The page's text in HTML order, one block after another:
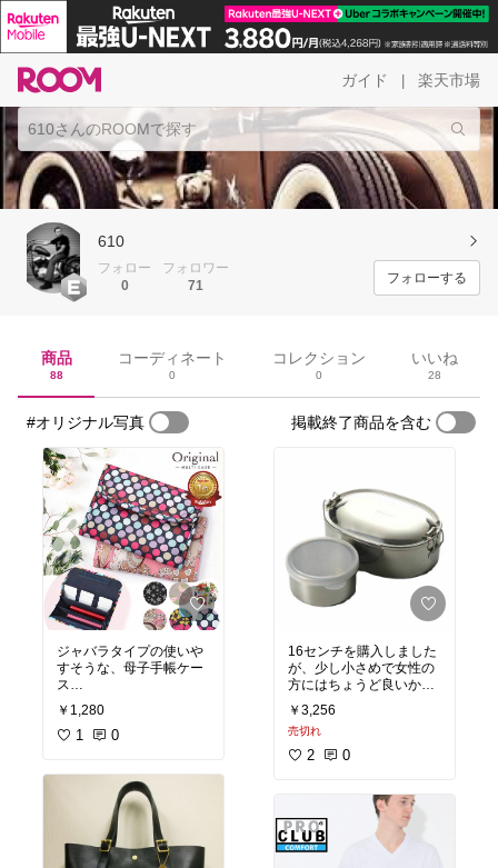
ガイド 楽天市場
610
フォロー
0
フォロワー
71
フォローする
商品
88
コーディネート
0
コレクション
0
いいね
28
#オリジナル写真 掲載終了商品を含む
ジャバラタイプの使いや
すそうな、母子手帳ケー
ス
2人分収納ができるそう
です。
が、うまく小分けして、
まとめるのも良いとおも
います！
￥1,280
1 0
16センチを購入しました
が、少し小さめで女性の
方にはちょうど良いかも
しれません！
個人的には17センチがお
すすめです！
が、保温、保冷性に優れ
ています！
パッキンが付いていない
為、汁物には向いていな
￥3,256
売切れ
2 0